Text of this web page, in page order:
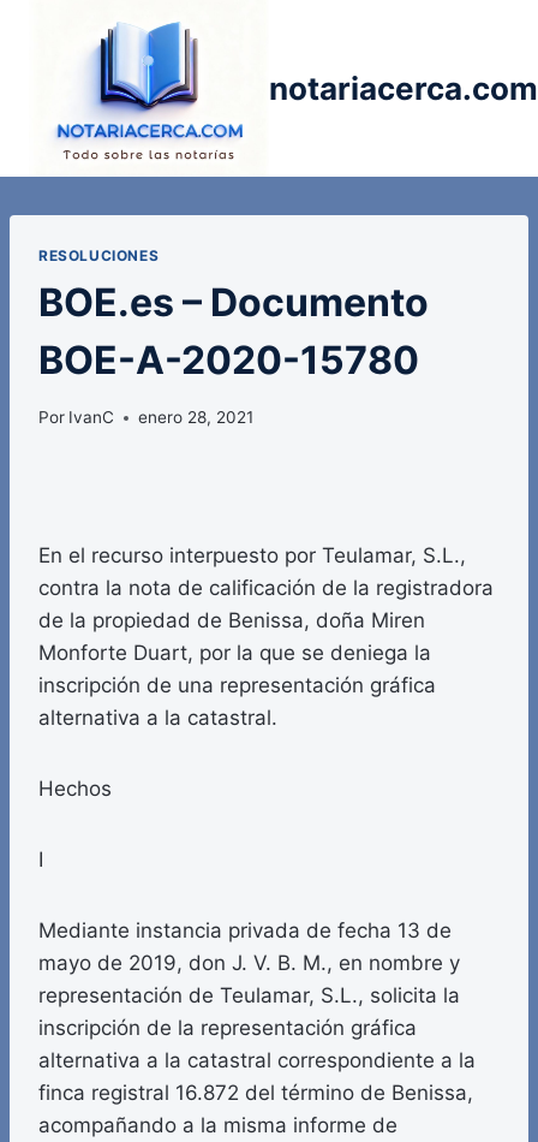
notariacerca.com
RESOLUCIONES
BOE.es – Documento
BOE-A-2020-15780
Por IvanC enero 28, 2021
En el recurso interpuesto por Teulamar, S.L.,
contra la nota de calificación de la registradora
de la propiedad de Benissa, doña Miren
Monforte Duart, por la que se deniega la
inscripción de una representación gráfica
alternativa a la catastral.
Hechos
I
Mediante instancia privada de fecha 13 de
mayo de 2019, don J. V. B. M., en nombre y
representación de Teulamar, S.L., solicita la
inscripción de la representación gráfica
alternativa a la catastral correspondiente a la
finca registral 16.872 del término de Benissa,
acompañando a la misma informe de